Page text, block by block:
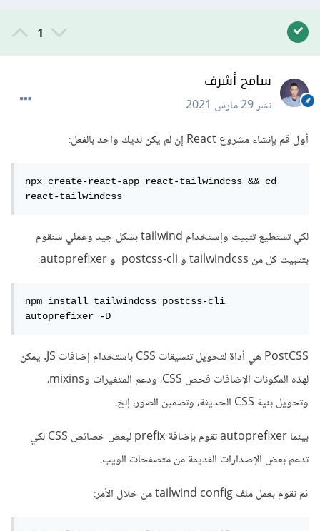
1
سامح أشرف
نشر29 مارس 2021
أول قم بإنشاء مشروع React إن لم يكن لديك واحد بالفعل:
npx create-react-app react-tailwindcss && cd
react-tailwindcss
لكي تستطيع تثبيت وإستخدام tailwind بشكل جيد وعملي سنقوم
بتثبيت كل من tailwindcss و postcss-cli و autoprefixer:
npm install tailwindcss postcss-cli
autoprefixer -D
PostCSS هي أداة لتحويل تنسيقات CSS باستخدام إضافات JS. يمكن
لهذه المكونات الإضافات فحص CSS، ودعم المتغيرات وmixins،
وتحويل بنية CSS الحديثة، وتصمين الصور، إلخ.
بينما autoprefixer تقوم بإضافة prefix لبعض خصائص CSS لكي
تدعم بعض الإصدارات القديمة من متصفحات الويب.
ثم نقوم بعمل ملف tailwind config من خلال الأمر: